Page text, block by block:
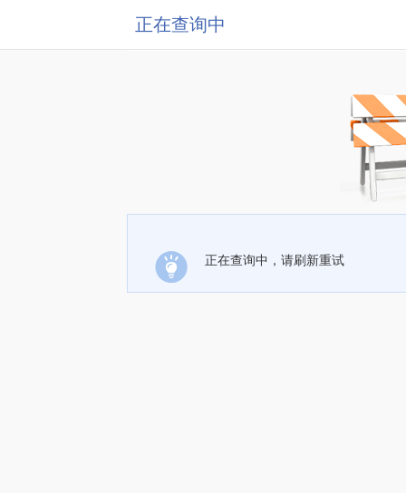
正在查询中
正在查询中，请刷新重试